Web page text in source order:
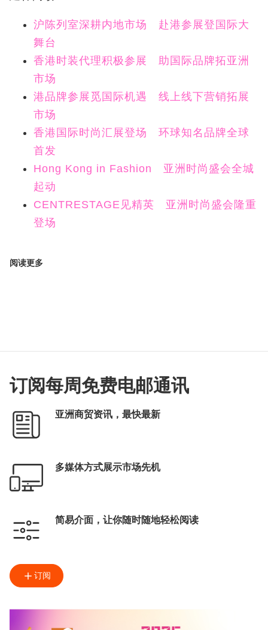
沪陈列室深耕内地市场 赴港参展登国际大
舞台
香港时装代理积极参展 助国际品牌拓亚洲
市场
港品牌参展觅国际机遇 线上线下营销拓展
市场
香港国际时尚汇展登场 环球知名品牌全球
首发
Hong Kong in Fashion 亚洲时尚盛会全城
起动
CENTRESTAGE见精英 亚洲时尚盛会隆重
登场
阅读更多
订阅每周免费电邮通讯
亚洲商贸资讯，最快最新
多媒体方式展示市场先机
简易介面，让你随时随地轻松阅读
订阅